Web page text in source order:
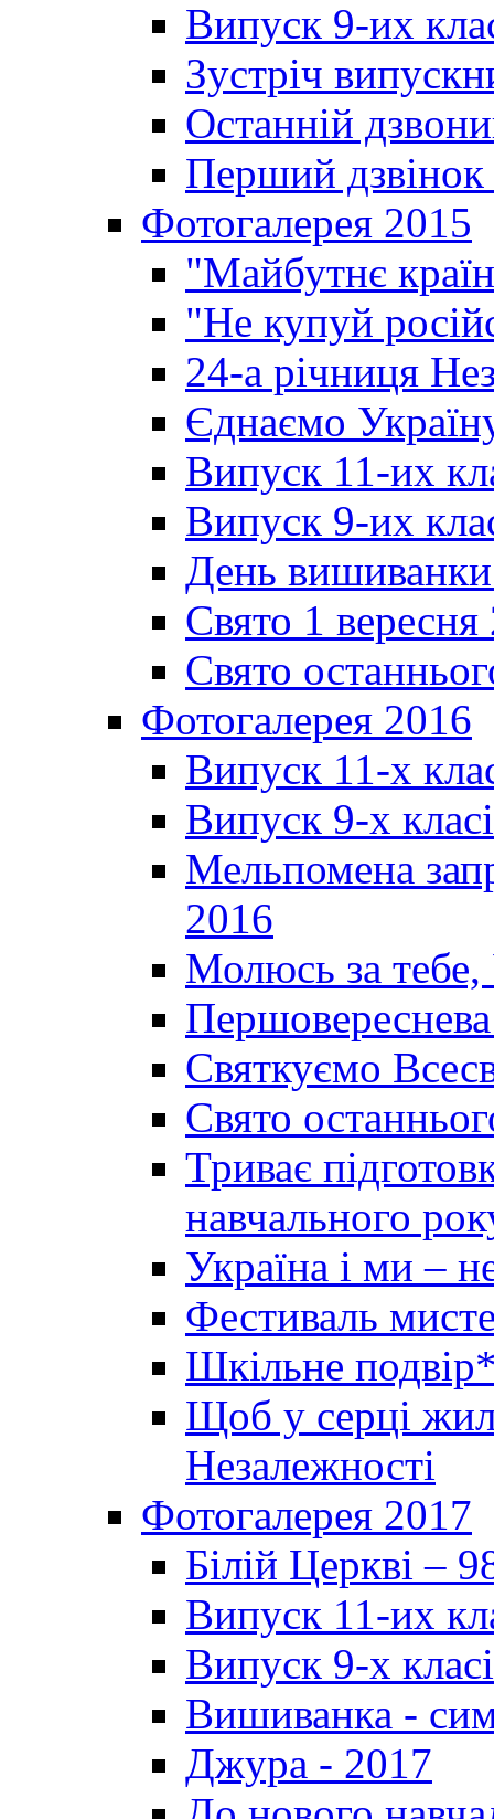
Випуск 9-их
Зустріч
Останній
Перший
Фотогалерея 2015
"Майбутнє
"Не купуй
24-а річниця
Єднаємо
Випуск 11-их
Випуск 9-их
День
Свято 1 вересня
Свято
Фотогалерея 2016
Випуск 11-х
Випуск 9-х
Мельпомена
2016
Молюсь за тебе,
Святкуємо
Свято
Триває
навчального
Україна і ми –
Фестиваль
Шкільне
Щоб у серці
Незалежності
Фотогалерея 2017
Білій Церкві –
Випуск 11-их
Випуск 9-х
Вишиванка -
Джура - 2017